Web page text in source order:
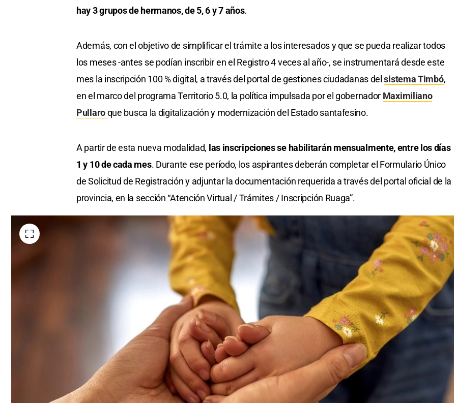
hay 3 grupos de hermanos, de 5, 6 y 7 años.
Además, con el objetivo de simplificar el trámite a los interesados y que se pueda realizar todos
los meses -antes se podían inscribir en el Registro 4 veces al año-, se instrumentará desde este
mes la inscripción 100 % digital, a través del portal de gestiones ciudadanas delsistema Timbó,
en el marco del programa Territorio 5.0, la política impulsada por el gobernador Maximiliano
Pullaroque busca la digitalización y modernización del Estado santafesino.
A partir de esta nueva modalidad, las inscripciones se habilitarán mensualmente, entre los días
1 y 10 de cada mes. Durante ese período, los aspirantes deberán completar el Formulario Único
de Solicitud de Registración y adjuntar la documentación requerida a través del portal oficial de la
provincia, en la sección “Atención Virtual / Trámites / Inscripción Ruaga”.